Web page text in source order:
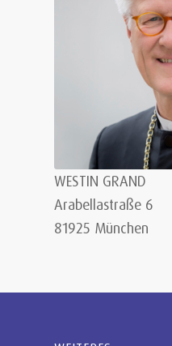
WESTIN GRAND
Arabellastraße 6
81925 München